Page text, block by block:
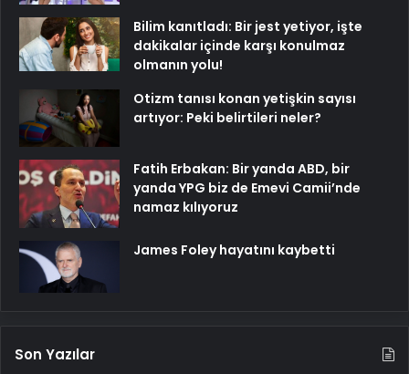
Bilim kanıtladı: Bir jest yetiyor, işte
dakikalar içinde karşı konulmaz
olmanın yolu!
Otizm tanısı konan yetişkin sayısı
artıyor: Peki belirtileri neler?
Fatih Erbakan: Bir yanda ABD, bir
yanda YPG biz de Emevi Camii’nde
namaz kılıyoruz
James Foley hayatını kaybetti
Son Yazılar